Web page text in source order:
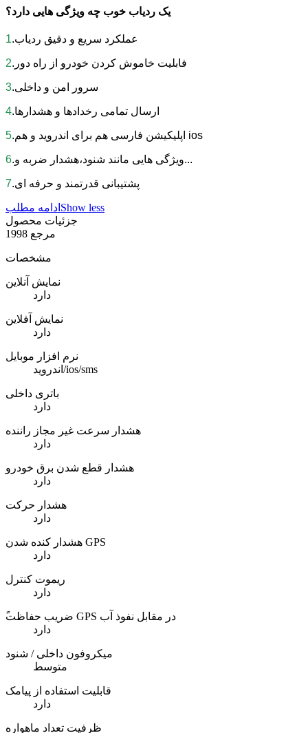
یک ردیاب خوب چه ویژگی هایی دارد؟
1 .عملکرد سریع و دقیق ردیاب
2 .فابلیت خاموش کردن خودرو از راه دور
3 .سرور امن و داخلی
4
5 .اپلیکیشن فارسی هم برای اندروید و هم ios
6 .ویژگی هایی مانند شنود،هشدار ضربه و...
7 .پشتیبانی قدرتمند و حرفه ای
ادامه مطلب Show less
جزئیات محصول
مرجع 1998
مشخصات
نمایش آنلاین
دارد
نمایش آفلاین
دارد
نرم افزار موبایل
اندروید/ios/sms
باتری داخلی
دارد
هشدار سرعت غیر مجاز راننده
دارد
هشدار قطع شدن برق خودرو
دارد
هشدار حرکت
دارد
هشدار کنده شدن GPS
دارد
ریموت کنترل
دارد
ًضریب حفاظت GPS در مقابل نفوذ آب
دارد
میکروفون داخلی / شنود
متوسط
قابلیت استفاده از پیامک
دارد
ظرفیت تعداد ماهواره